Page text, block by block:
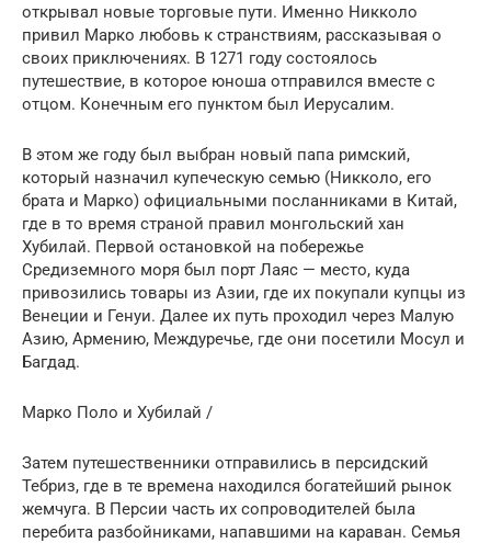
открывал новые торговые пути. Именно Никколо
привил Марко любовь к странствиям, рассказывая о
своих приключениях. В 1271 году состоялось
путешествие, в которое юноша отправился вместе с
отцом. Конечным его пунктом был Иерусалим.
В этом же году был выбран новый папа римский,
который назначил купеческую семью (Никколо, его
брата и Марко) официальными посланниками в Китай,
где в то время страной правил монгольский хан
Хубилай. Первой остановкой на побережье
Средиземного моря был порт Лаяс — место, куда
привозились товары из Азии, где их покупали купцы из
Венеции и Генуи. Далее их путь проходил через Малую
Азию, Армению, Междуречье, где они посетили Мосул и
Багдад.
Марко Поло и Хубилай /
Затем путешественники отправились в персидский
Тебриз, где в те времена находился богатейший рынок
жемчуга. В Персии часть их сопроводителей была
перебита разбойниками, напавшими на караван. Семья